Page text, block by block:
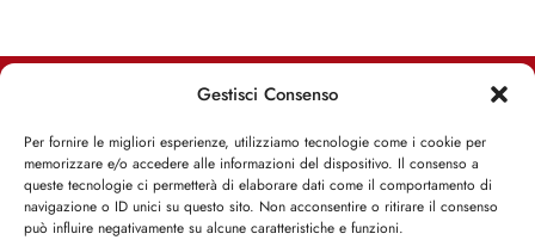
Gestisci Consenso
Per fornire le migliori esperienze, utilizziamo tecnologie come i cookie per
memorizzare e/o accedere alle informazioni del dispositivo. Il consenso a
queste tecnologie ci permetterà di elaborare dati come il comportamento di
navigazione o ID unici su questo sito. Non acconsentire o ritirare il consenso
può influire negativamente su alcune caratteristiche e funzioni.
Iscriviti alla Newsletter